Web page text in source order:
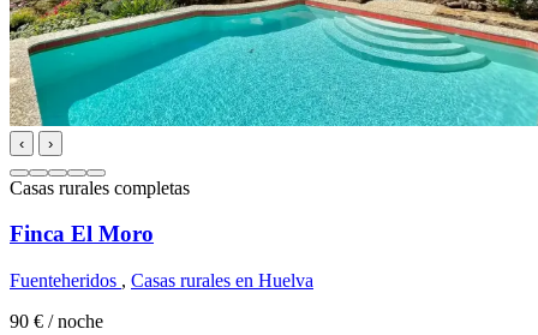
‹ ›
Casas rurales completas
Finca El Moro
Fuenteheridos , Casas rurales en Huelva
90 € / noche